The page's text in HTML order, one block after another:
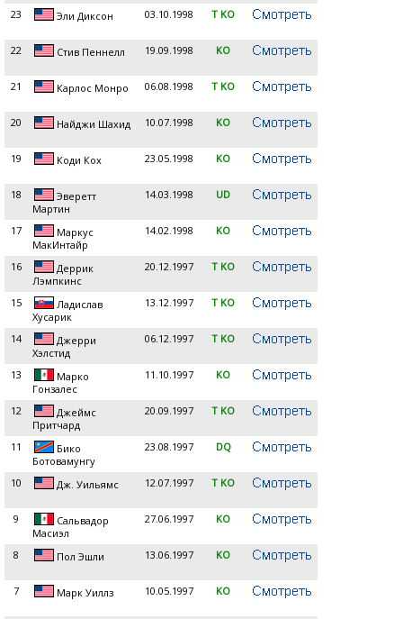
23 Эли Диксон 03.10.1998 T KO
22 Стив Пеннелл 19.09.1998 KO
21 Карлос Монро 06.08.1998 T KO
20 Найджи Шахид 10.07.1998 KO
19 Коди Кох 23.05.1998 KO
18
Эверетт
Мартин
14.03.1998 UD
17
Маркус
МакИнтайр
14.02.1998 KO
16
Деррик
Лэмпкинс
20.12.1997 T KO
15
Ладислав
Хусарик
13.12.1997 T KO
14
Джерри
Хэлстид
06.12.1997 T KO
13
Марко
Гонзалес
11.10.1997 KO
12
Джеймс
Притчард
20.09.1997 T KO
11
Бико
Ботовамунгу
23.08.1997 DQ
10 Дж. Уильямс 12.07.1997 T KO
9
Сальвадор
Масиэл
27.06.1997 KO
8 Пол Эшли 13.06.1997 KO
7 Марк Уиллз 10.05.1997 KO